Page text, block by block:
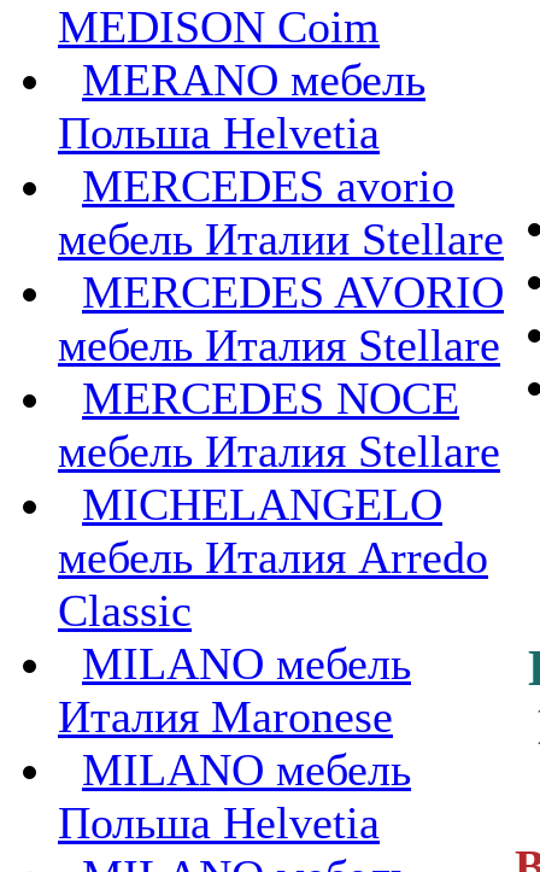
MEDISON Coim
MERANO мебель
Польша Helvetia
MERCEDES avorio
мебель Италии Stellare
MERCEDES AVORIO
мебель Италия Stellare
MERCEDES NOCE
мебель Италия Stellare
MICHELANGELO
мебель Италия Arredo
Classic
MILANO мебель
Италия Maronese
MILANO мебель
Польша Helvetia